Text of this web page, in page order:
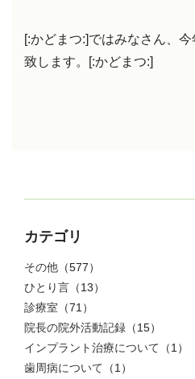
[:かどまつ:]ではみなさん、
致します。[:かどまつ:]
カテゴリ
その他 （577）
ひとり言 （13）
診療室 （71）
院長の院外活動記録 （15）
インプラント治療について （1）
歯周病について （1）